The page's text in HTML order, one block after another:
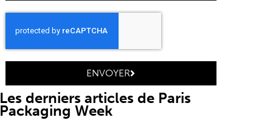
ENVOYER
Les derniers articles de Paris
Packaging Week